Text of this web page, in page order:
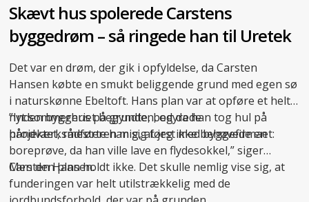
Skævt hus spolerede Carstens
byggedrøm – så ringede han til Uretek
Det var en drøm, der gik i opfyldelse, da Carsten
Hansen købte en smukt beliggende grund med egen sø
i naturskønne Ebeltoft. Hans plan var at opføre et helt
nyt sommerhus på grunden, og da han tog hul på
projektet, rådførte han sig først med byggefirmaet:
”Inden byggeriet begyndte, bedyrede
håndværksmesteren mig, at jeg ikke behøvede en
boreprøve, da han ville lave en flydesokkel,” siger
Carsten Hansen.
Men den plan holdt ikke. Det skulle nemlig vise sig, at
funderingen var helt utilstrækkelig med de